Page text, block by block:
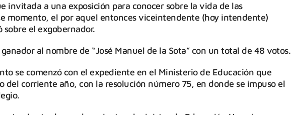
invitada a una exposición para conocer sobre la vida de las
momento, el por aquel entonces viceintendente (hoy intendente)
sobre el exgobernador.
al nombre de “José Manuel de la Sota” con un total de 48 votos.
se comenzó con el expediente en el Ministerio de Educación que
del corriente año, con la resolución número 75, en donde se impuso el